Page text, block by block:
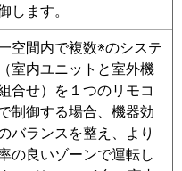
PA-
PA-P224FE7HDN
PA-P224FE6HDB
PA-
します。
空間内で複数※のシステ
室内ユニットと室外機
合せ）を１つのリモコ
制御する場合、機器効
バランスを整え、より
の良いゾーンで運転し